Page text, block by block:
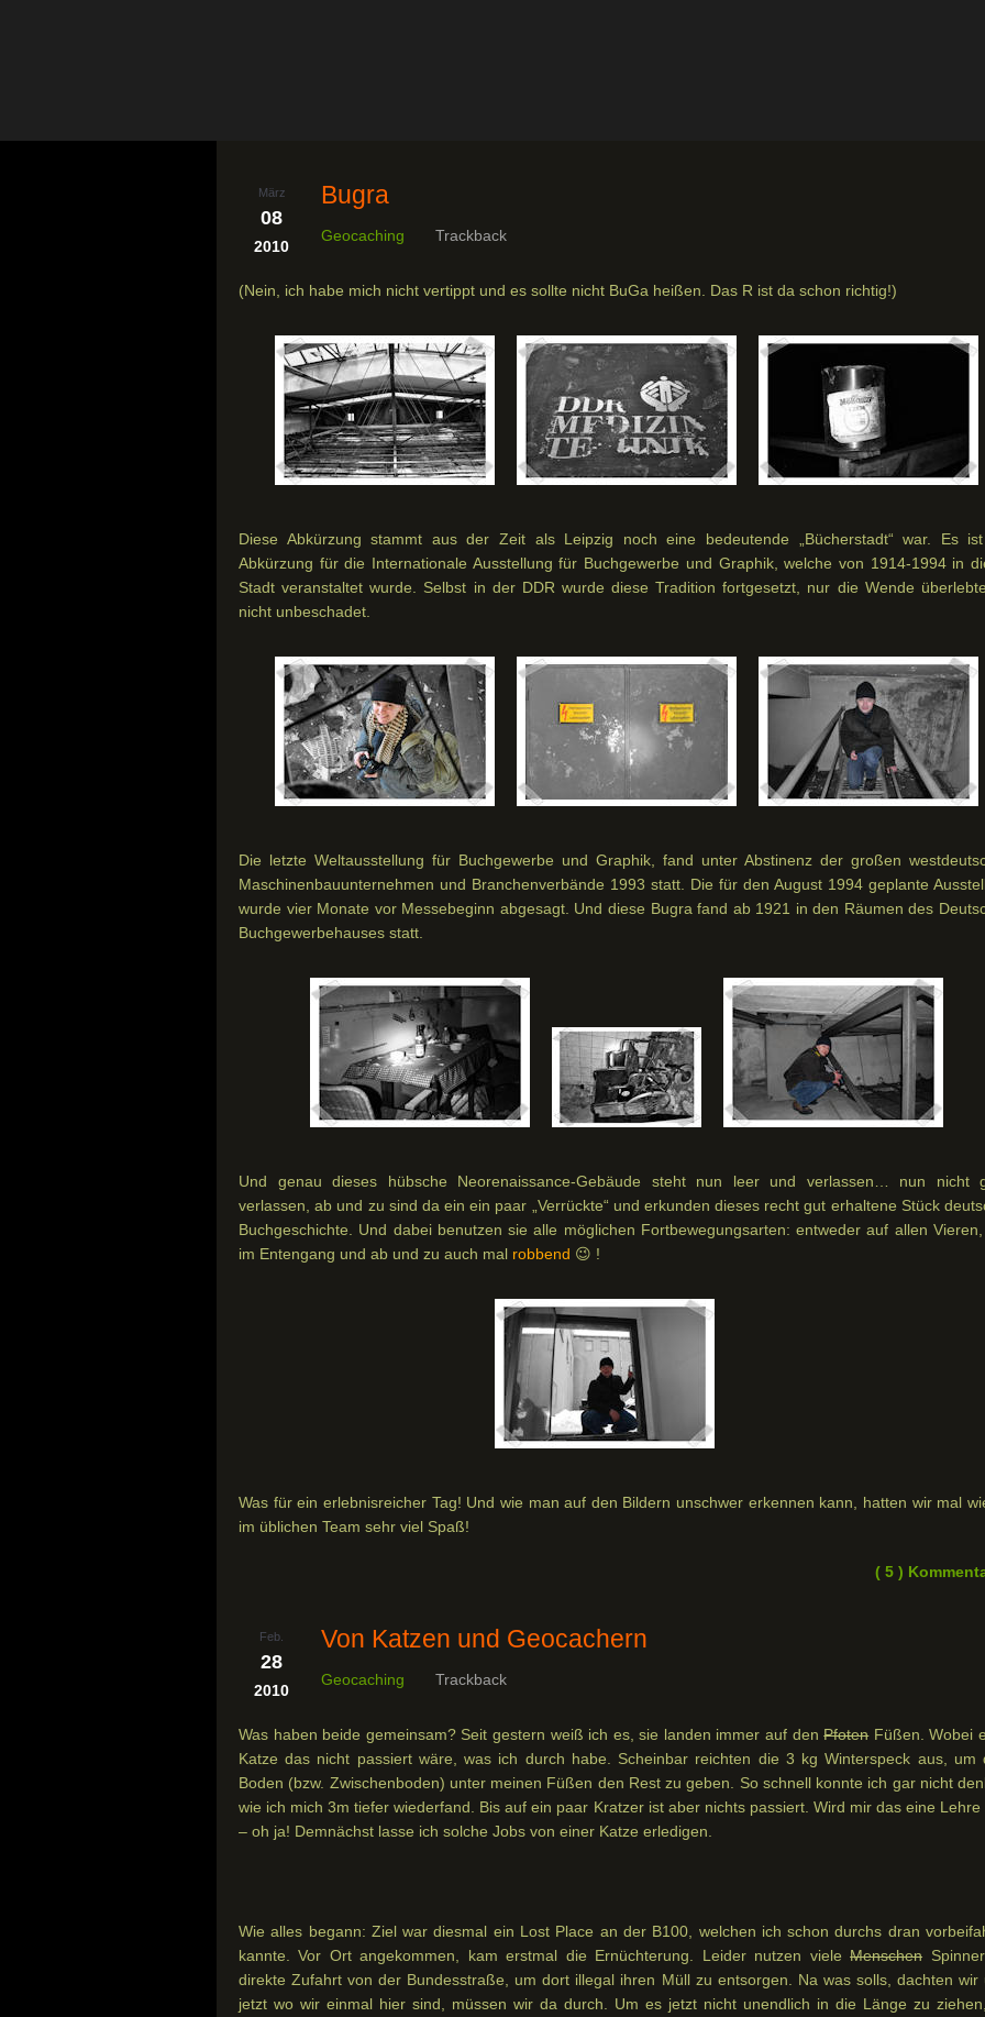
März
08
2010
Bugra
Geocaching Trackback
(Nein, ich habe mich nicht vertippt und es sollte nicht BuGa heißen. Das R ist da schon richtig!)
Diese Abkürzung stammt aus der Zeit als Leipzig noch eine bedeutende „Bücherstadt“ war. Es
Abkürzung für die Internationale Ausstellung für Buchgewerbe und Graphik, welche von 1914-1994 in
Stadt veranstaltet wurde. Selbst in der DDR wurde diese Tradition fortgesetzt, nur die Wende
nicht unbeschadet.
Die letzte Weltausstellung für Buchgewerbe und Graphik, fand unter Abstinenz der großen
Maschinenbauunternehmen und Branchenverbände 1993 statt. Die für den August 1994 geplante
wurde vier Monate vor Messebeginn abgesagt. Und diese Bugra fand ab 1921 in den Räumen des
Buchgewerbehauses statt.
Und genau dieses hübsche Neorenaissance-Gebäude steht nun leer und verlassen… nun nicht
verlassen, ab und zu sind da ein ein paar „Verrückte“ und erkunden dieses recht gut erhaltene Stück
Buchgeschichte. Und dabei benutzen sie alle möglichen Fortbewegungsarten: entweder auf allen
im Entengang und ab und zu auch mal robbend 😉 !
Was für ein erlebnisreicher Tag! Und wie man auf den Bildern unschwer erkennen kann, hatten wir mal
im üblichen Team sehr viel Spaß!
( 5 )
Feb.
28
2010
Von Katzen und Geocachern
Geocaching Trackback
Was haben beide gemeinsam? Seit gestern weiß ich es, sie landen immer auf denPfotenFüßen. Wobei
Katze das nicht passiert wäre, was ich durch habe. Scheinbar reichten die 3 kg Winterspeck aus, um
Boden (bzw. Zwischenboden) unter meinen Füßen den Rest zu geben. So schnell konnte ich gar nicht
wie ich mich 3m tiefer wiederfand. Bis auf ein paar Kratzer ist aber nichts passiert. Wird mir das eine Lehre
– oh ja! Demnächst lasse ich solche Jobs von einer Katze erledigen.
Wie alles begann: Ziel war diesmal ein Lost Place an der B100, welchen ich schon durchs dran
kannte. Vor Ort angekommen, kam erstmal die Ernüchterung. Leider nutzen vieleMenschen
direkte Zufahrt von der Bundesstraße, um dort illegal ihren Müll zu entsorgen. Na was solls, dachten wir
jetzt wo wir einmal hier sind, müssen wir da durch. Um es jetzt nicht unendlich in die Länge zu